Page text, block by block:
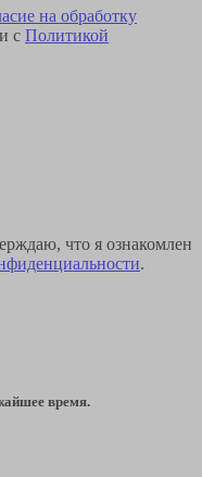
на обработку
с Политикой
что я ознакомлен
.
время.